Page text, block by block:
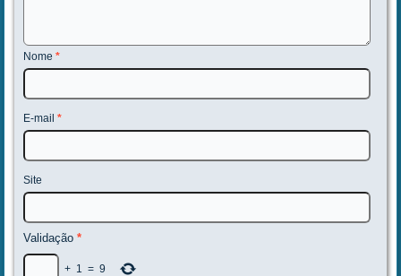
Nome*
E-mail*
Site
Validação *
+ 1 = 9